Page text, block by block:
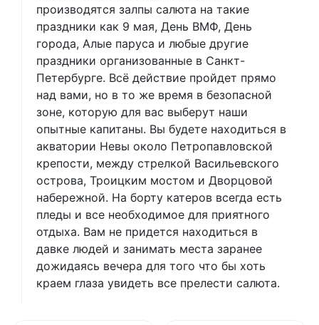
производятся залпы салюта на такие
праздники как 9 мая, День ВМФ, День
города, Алые паруса и любые другие
праздники организованные в Санкт-
Петербурге. Всё действие пройдет прямо
над вами, но в то же время в безопасной
зоне, которую для вас выберут наши
опытные капитаны. Вы будете находиться в
акватории Невы около Петропавловской
крепости, между стрелкой Васильевского
острова, Троицким мостом и Дворцовой
набережной. На борту катеров всегда есть
пледы и все необходимое для приятного
отдыха. Вам не придется находиться в
давке людей и занимать места заранее
дожидаясь вечера для того что бы хоть
краем глаза увидеть все прелести салюта.